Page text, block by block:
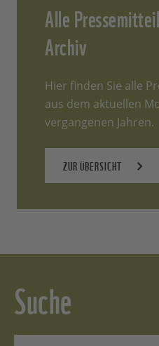
Alle
Archiv
Hier finden Sie alle
aus dem aktuellen
vergangenen Jahren.
ZUR ÜBERSICHT
Suche